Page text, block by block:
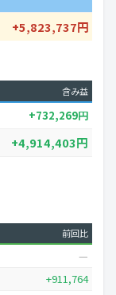
+5,823,737円
含み益
+732,269円
+4,914,403円
前回比
—
+911,764